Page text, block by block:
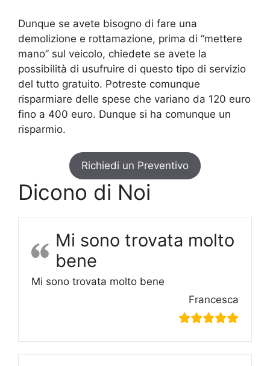
Dunque se avete bisogno di fare una
demolizione e rottamazione, prima di “mettere
mano” sul veicolo, chiedete se avete la
possibilità di usufruire di questo tipo di servizio
del tutto gratuito. Potreste comunque
risparmiare delle spese che variano da 120 euro
fino a 400 euro. Dunque si ha comunque un
risparmio.
Richiedi un Preventivo
Dicono di Noi
Mi sono trovata molto
bene
Mi sono trovata molto bene
Francesca